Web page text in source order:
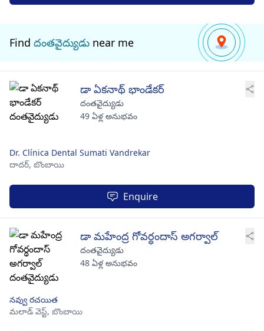
Find దంతవైద్యుడు near me
డా ఏకనాథ్ భాండేకర్
దంతవైద్యుడు
49 ఏళ్ల అనుభవం
Dr. Clínica Dental Sumati Vandrekar
దాదర్, బొంబాయి
Enquire
డా మహేంద్ర గోవర్ధందాస్ అగర్వాల్
దంతవైద్యుడు
48 ఏళ్ల అనుభవం
నవ్వు రచయిత
మలాడ్ వెస్ట్, బొంబాయి